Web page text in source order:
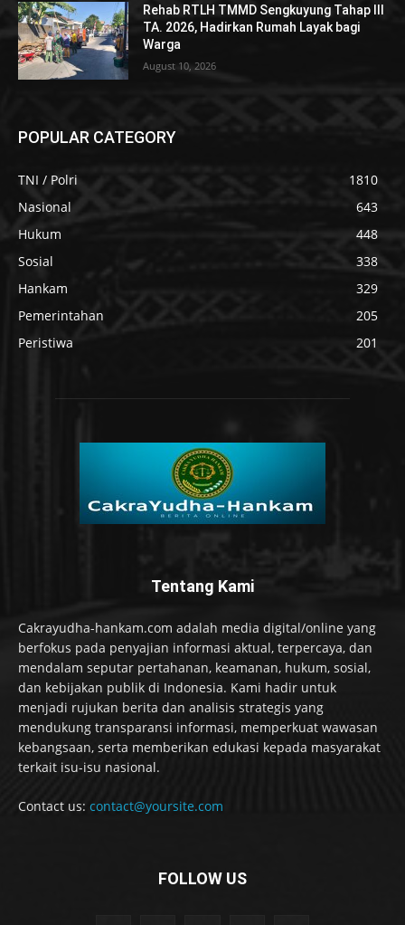
Rehab RTLH TMMD Sengkuyung Tahap III
TA. 2026, Hadirkan Rumah Layak bagi
Warga
August 10, 2026
POPULAR CATEGORY
TNI / Polri
1810
Nasional
643
Hukum
448
Sosial
338
Hankam
329
Pemerintahan
205
Peristiwa
201
Tentang Kami
Cakrayudha-hankam.com adalah media digital/online yang
berfokus pada penyajian informasi aktual, terpercaya, dan
mendalam seputar pertahanan, keamanan, hukum, sosial,
dan kebijakan publik di Indonesia. Kami hadir untuk
menjadi rujukan berita dan analisis strategis yang
mendukung transparansi informasi, memperkuat wawasan
kebangsaan, serta memberikan edukasi kepada masyarakat
terkait isu-isu nasional.
Contact us: contact@yoursite.com
FOLLOW US